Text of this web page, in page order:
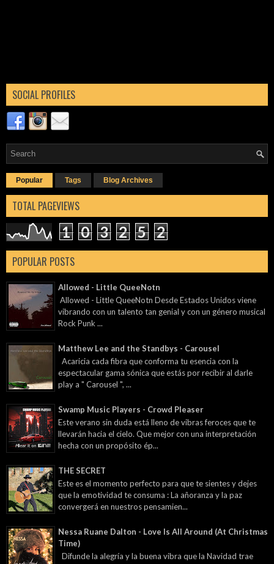
SOCIAL PROFILES
Popular Tags Blog Archives
TOTAL PAGEVIEWS
1 0 3 2 5 2
POPULAR POSTS
Allowed - Little QueeNotn
Allowed - Little QueeNotn Desde Estados Unidos viene
vibrando con un talento tan genial y con un género musical
Rock Punk ...
Matthew Lee and the Standbys - Carousel
Acaricia cada fibra que conforma tu esencia con la
espectacular gama sónica que estás por recibir al darle
play a " Carousel ", ...
Swamp Music Players - Crowd Pleaser
Este verano sin duda está lleno de vibras feroces que te
llevarán hacia el cielo. Que mejor con una interpretación
hecha con un propósito ép...
THE SECRET
Este es el momento perfecto para que te sientes y dejes
que la emotividad te consuma : La añoranza y la paz
convergerá en nuestros pensamien...
Nessa Ruane Dalton - Love Is All Around (At Christmas
Time)
Difunde la alegría y la buena vibra que la Navidad trae